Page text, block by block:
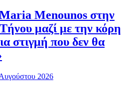
Menounos στην
μαζί με την κόρη
στιγμή που δεν θα
2026